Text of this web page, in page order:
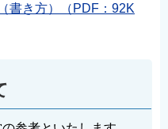
書き方）（PDF：92K